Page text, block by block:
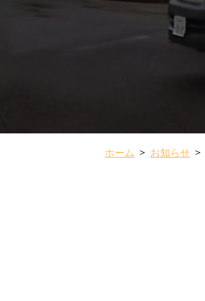
ホーム お知らせ